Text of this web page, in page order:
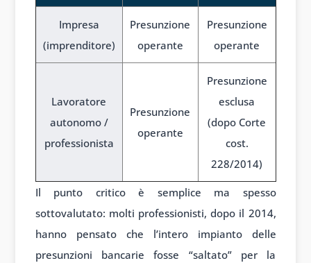
Impresa
(imprenditore)
Presunzione
operante
Presunzione
operante
Lavoratore
autonomo /
professionista
Presunzione
operante
Presunzione
esclusa
(dopo Corte
cost.
228/2014)
Il punto critico è semplice ma spesso
sottovalutato: molti professionisti, dopo il 2014,
hanno pensato che l’intero impianto delle
presunzioni bancarie fosse “saltato” per la